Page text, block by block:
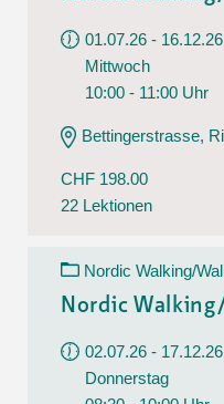
01.07.26 - 16.12.26
Mittwoch
10:00 - 11:00 Uhr
Bettingerstrasse,
CHF 198.00
22 Lektionen
Nordic Walking/
Nordic
02.07.26 - 17.12.26
Donnerstag